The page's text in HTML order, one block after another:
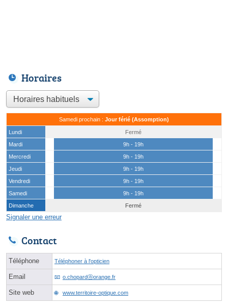
Horaires
Samedi prochain : Jour férié (Assomption)
Lundi
Fermé
Mardi
9h - 19h
Mercredi
9h - 19h
Jeudi
9h - 19h
Vendredi
9h - 19h
Samedi
9h - 19h
Dimanche
Fermé
Signaler une erreur
Contact
Téléphone Téléphoner à l'opticien
Email o.chopardⓐorange.fr
Site web www.territoire-optique.com